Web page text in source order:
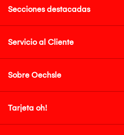
Secciones destacadas
Servicio al Cliente
Sobre Oechsle
Tarjeta oh!